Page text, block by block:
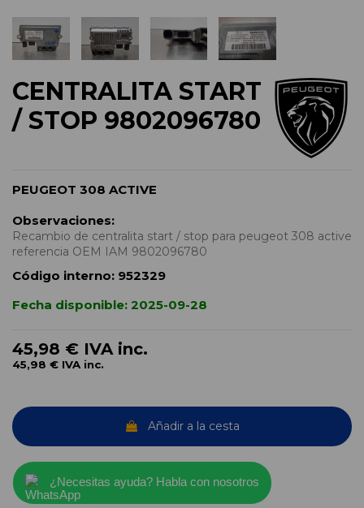
CENTRALITA START
/ STOP 9802096780
PEUGEOT 308 ACTIVE
Observaciones:
Recambio de centralita start / stop para peugeot 308 active
referencia OEM IAM 9802096780
Código interno: 952329
Fecha disponible: 2025-09-28
45,98 € IVA inc.
45,98 € IVA inc.
Añadir a la cesta
¿Necesitas ayuda? Habla con nosotros